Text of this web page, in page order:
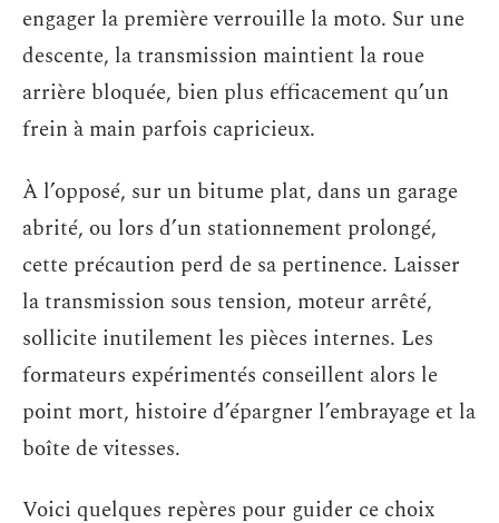
engager la première verrouille la moto. Sur une
descente, la transmission maintient la roue
arrière bloquée, bien plus efficacement qu’un
frein à main parfois capricieux.
À l’opposé, sur un bitume plat, dans un garage
abrité, ou lors d’un stationnement prolongé,
cette précaution perd de sa pertinence. Laisser
la transmission sous tension, moteur arrêté,
sollicite inutilement les pièces internes. Les
formateurs expérimentés conseillent alors le
point mort, histoire d’épargner l’embrayage et la
boîte de vitesses.
Voici quelques repères pour guider ce choix